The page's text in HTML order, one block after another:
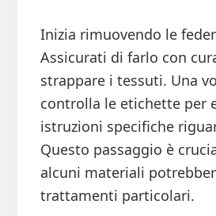
Inizia rimuovendo le
Assicurati di farlo con
strappare i tessuti. Una
controlla le etichette per
istruzioni specifiche
Questo passaggio è
alcuni materiali
trattamenti particolari.